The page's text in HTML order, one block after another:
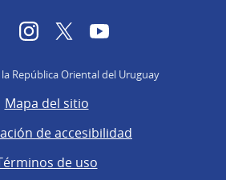
FacebookInstagram
TwitterYouTube
República Oriental del Uruguay
Mapa del sitio
de accesibilidad
de uso